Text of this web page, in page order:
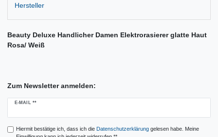
Hersteller
Beauty Deluxe Handlicher Damen Elektrorasierer glatte Haut
Rosa/ Weiß
Zum Newsletter anmelden:
E-MAIL **
Newsletter
Hiermit bestätige ich, dass ich die Daten­schutz­erklärunggelesen habe. Meine